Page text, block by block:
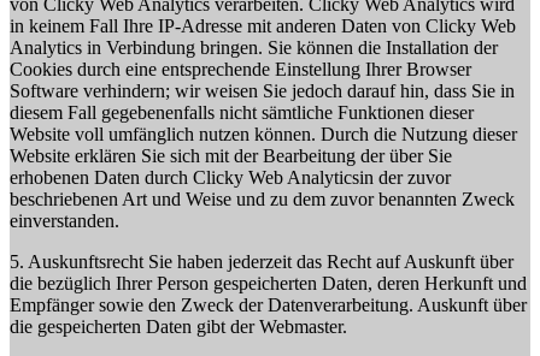
von Clicky Web Analytics verarbeiten. Clicky Web Analytics wird
in keinem Fall Ihre IP-Adresse mit anderen Daten von Clicky Web
Analytics in Verbindung bringen. Sie können die Installation der
Cookies durch eine entsprechende Einstellung Ihrer Browser
Software verhindern; wir weisen Sie jedoch darauf hin, dass Sie in
diesem Fall gegebenenfalls nicht sämtliche Funktionen dieser
Website voll umfänglich nutzen können. Durch die Nutzung dieser
Website erklären Sie sich mit der Bearbeitung der über Sie
erhobenen Daten durch Clicky Web Analyticsin der zuvor
beschriebenen Art und Weise und zu dem zuvor benannten Zweck
einverstanden.
5. Auskunftsrecht Sie haben jederzeit das Recht auf Auskunft über
die bezüglich Ihrer Person gespeicherten Daten, deren Herkunft und
Empfänger sowie den Zweck der Datenverarbeitung. Auskunft über
die gespeicherten Daten gibt der Webmaster.